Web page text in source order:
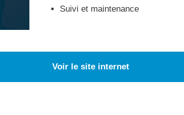
Suivi et maintenance
Voir le site internet